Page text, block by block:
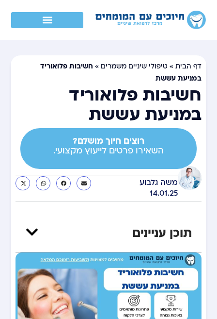
דף הבית »טיפולי שיניים משמרים » חשיבות פלואוריד
במניעת עששת
חשיבות פלואוריד
במניעת עששת
רוצים חיוך מושלם?
השאירו פרטים לייעוץ מקצועי.
משה גלבוע
14.01.25
תוכן עניינים